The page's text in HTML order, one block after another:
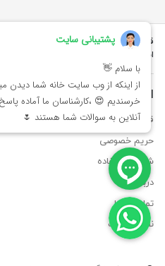
قیمت های درج شده در مقابل محصولات
انجام میگیرد.(ساعات کاری ما
شنبه تا
اطلاعات
قوانین مربوط به لغو، برگشت و ارسال کالا
حریم خصوصی
شرایط استفاده
درباره ما
تماس با ما
نقشه سایت